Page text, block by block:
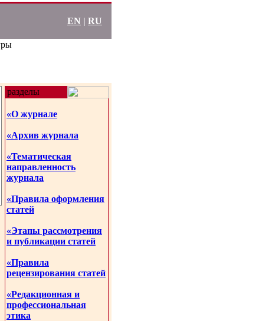
EN | RU
разделы
«О журнале
«Архив журнала
«Тематическая
направленность
журнала
«Правила оформления
статей
«Этапы рассмотрения
и публикации статей
«Правила
рецензирования статей
«Редакционная и
профессиональная
этика